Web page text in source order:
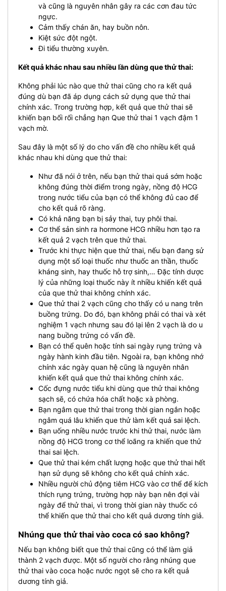
và cũng là nguyên nhân gây ra các cơn đau tức
ngực.
Cảm thấy chán ăn, hay buồn nôn.
Kiệt sức đột ngột.
Đi tiểu thường xuyên.
Kết quả khác nhau sau nhiều lần dùng que thử thai:
Không phải lúc nào que thử thai cũng cho ra kết quả
đúng dù bạn đã áp dụng cách sử dụng que thử thai
chính xác. Trong trường hợp, kết quả que thử thai sẽ
khiến bạn bối rối chẳng hạn Que thử thai 1 vạch đậm 1
vạch mờ.
Sau đây là một số lý do cho vấn đề cho nhiều kết quả
khác nhau khi dùng que thử thai:
Như đã nói ở trên, nếu bạn thử thai quá sớm hoặc
không đúng thời điểm trong ngày, nồng độ HCG
trong nước tiểu của bạn có thể không đủ cao để
cho kết quả rõ ràng.
Có khả năng bạn bị sảy thai, tuy phôi thai.
Cơ thể sản sinh ra hormone HCG nhiều hơn tạo ra
kết quả 2 vạch trên que thử thai.
Trước khi thực hiện que thử thai, nếu bạn đang sử
dụng một số loại thuốc như thuốc an thần, thuốc
kháng sinh, hay thuốc hỗ trợ sinh,… Đặc tính dược
lý của những loại thuốc này ít nhiều khiến kết quả
của que thử thai không chính xác.
Que thử thai 2 vạch cũng cho thấy có u nang trên
buồng trứng. Do đó, bạn không phải có thai và xét
nghiệm 1 vạch nhưng sau đó lại lên 2 vạch là do u
nang buồng trứng có vấn đề.
Bạn có thể quên hoặc tính sai ngày rụng trứng và
ngày hành kinh đầu tiên. Ngoài ra, bạn không nhớ
chính xác ngày quan hệ cũng là nguyên nhân
khiến kết quả que thử thai không chính xác.
Cốc đựng nước tiểu khi dùng que thử thai không
sạch sẽ, có chứa hóa chất hoặc xà phòng.
Bạn ngâm que thử thai trong thời gian ngắn hoặc
ngâm quá lâu khiến que thử làm kết quả sai lệch.
Bạn uống nhiều nước trước khi thử thai, nước làm
nồng độ HCG trong cơ thể loãng ra khiến que thử
thai sai lệch.
Que thử thai kém chất lượng hoặc que thử thai hết
hạn sử dụng sẽ không cho kết quả chính xác.
Nhiều người chủ động tiêm HCG vào cơ thể để kích
thích rụng trứng, trường hợp này bạn nên đợi vài
ngày để thử thai, vì trong thời gian này thuốc có
thể khiến que thử thai cho kết quả dương tính giả.
Nhúng que thử thai vào coca có sao không?
Nếu bạn không biết que thử thai cũng có thể làm giả
thành 2 vạch được. Một số người cho rằng nhúng que
thử thai vào coca hoặc nước ngọt sẽ cho ra kết quả
dương tính giả.